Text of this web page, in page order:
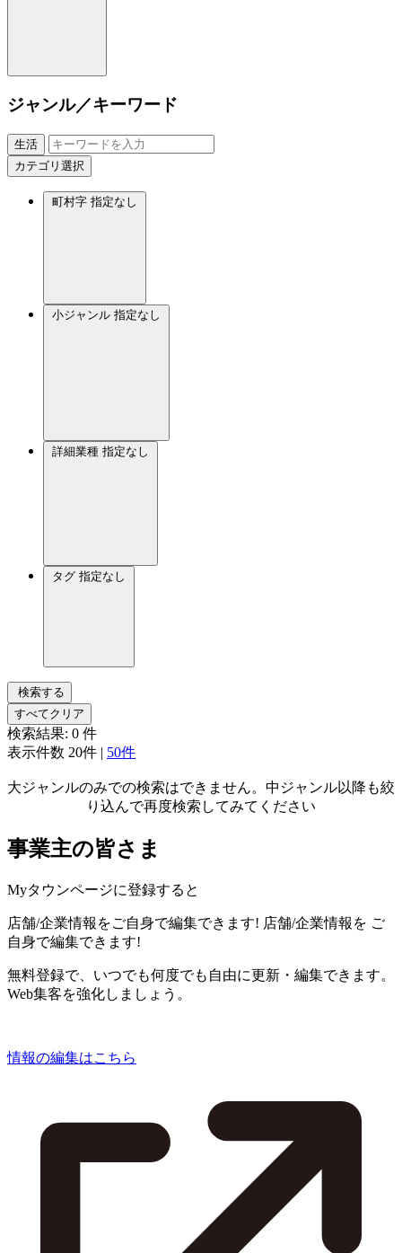
ジャンル／キーワード
生活
カテゴリ選択
町村字 指定なし
小ジャンル 指定なし
詳細業種 指定なし
タグ 指定なし
検索する
すべてクリア
検索結果: 0 件
表示件数 20件 | 50件
大ジャンルのみでの検索はできません。中ジャンル以降も絞
り込んで再度検索してみてください
事業主の皆さま
Myタウンページに登録すると
店舗/企業情報をご自身で編集できます! 店舗/企業情報を ご
自身で編集できます!
無料登録で、いつでも何度でも自由に更新・編集できます。
Web集客を強化しましょう。
情報の編集はこちら